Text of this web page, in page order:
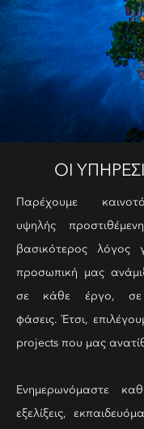
ΟΙ
Παρέχουμε
υψηλής
βασικότερος λόγος
προσωπική μας
σε κάθε έργο,
φάσεις. Έτσι,
projects που μας
Ενημερωνόμαστε
εξελίξεις,